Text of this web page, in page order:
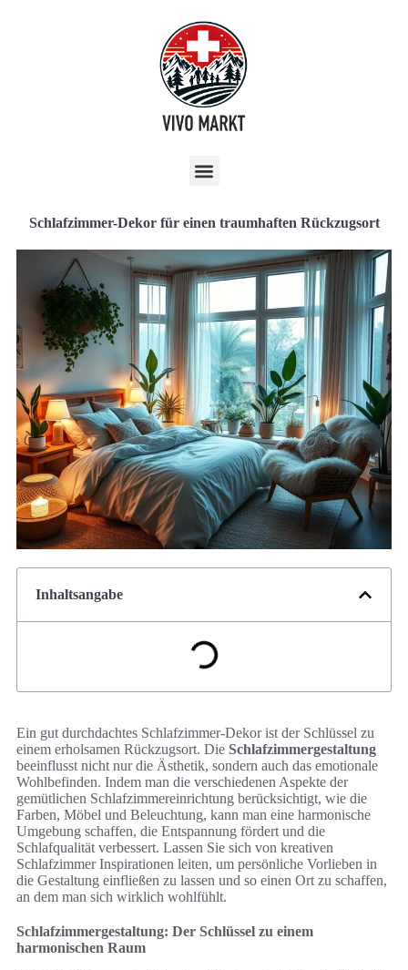
Schlafzimmer-Dekor für einen traumhaften Rückzugsort
Inhaltsangabe
Ein gut durchdachtes Schlafzimmer-Dekor ist der Schlüssel zu
einem erholsamen Rückzugsort. Die Schlafzimmergestaltung
beeinflusst nicht nur die Ästhetik, sondern auch das emotionale
Wohlbefinden. Indem man die verschiedenen Aspekte der
gemütlichen Schlafzimmereinrichtung berücksichtigt, wie die
Farben, Möbel und Beleuchtung, kann man eine harmonische
Umgebung schaffen, die Entspannung fördert und die
Schlafqualität verbessert. Lassen Sie sich von kreativen
Schlafzimmer Inspirationen leiten, um persönliche Vorlieben in
die Gestaltung einfließen zu lassen und so einen Ort zu schaffen,
an dem man sich wirklich wohlfühlt.
Schlafzimmergestaltung: Der Schlüssel zu einem
harmonischen Raum